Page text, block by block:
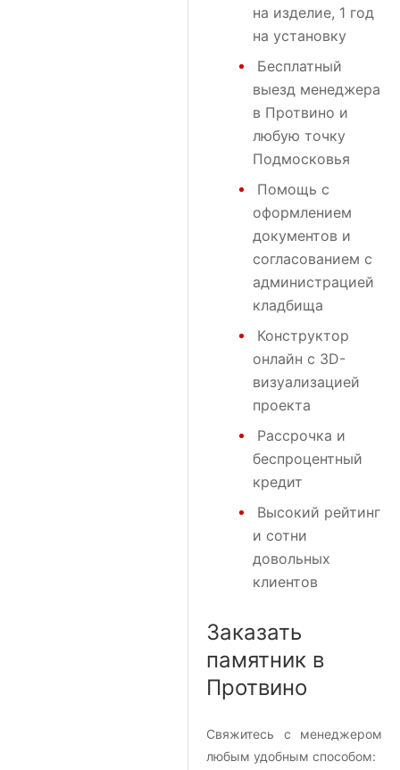
на изделие, 1 год
на установку
Бесплатный
выезд менеджера
в Протвино и
любую точку
Подмосковья
Помощь с
оформлением
документов и
согласованием с
администрацией
кладбища
Конструктор
онлайн с 3D-
визуализацией
проекта
Рассрочка и
беспроцентный
кредит
Высокий рейтинг
и сотни
довольных
клиентов
Заказать
памятник в
Протвино
Свяжитесь с менеджером
любым удобным способом: